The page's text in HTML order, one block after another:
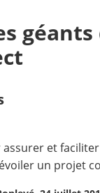
géants
et
un projet